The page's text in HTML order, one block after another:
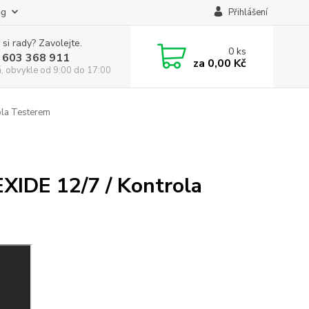
Přihlášení
rady? Zavolejte.
368 911
obvykle od 9:00 do 17:00
0ks
za 0,00 Kč
Testerem
12/7 / Kontrola